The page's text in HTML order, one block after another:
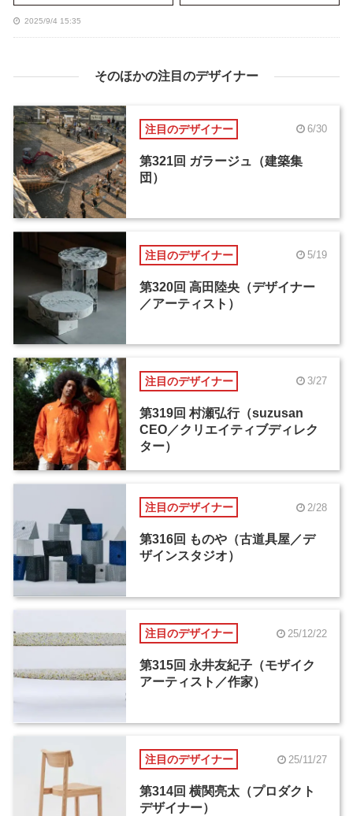
2025/9/4 15:35
そのほかの注目のデザイナー
注目のデザイナー 6/30
第321回 ガラージュ（建築集
団）
注目のデザイナー 5/19
第320回 高田陸央（デザイナー
／アーティスト）
注目のデザイナー 3/27
第319回 村瀬弘行（suzusan
CEO／クリエイティブディレク
ター）
注目のデザイナー 2/28
第316回 ものや（古道具屋／デ
ザインスタジオ）
注目のデザイナー 25/12/22
第315回 永井友紀子（モザイク
アーティスト／作家）
注目のデザイナー 25/11/27
第314回 横関亮太（プロダクト
デザイナー）